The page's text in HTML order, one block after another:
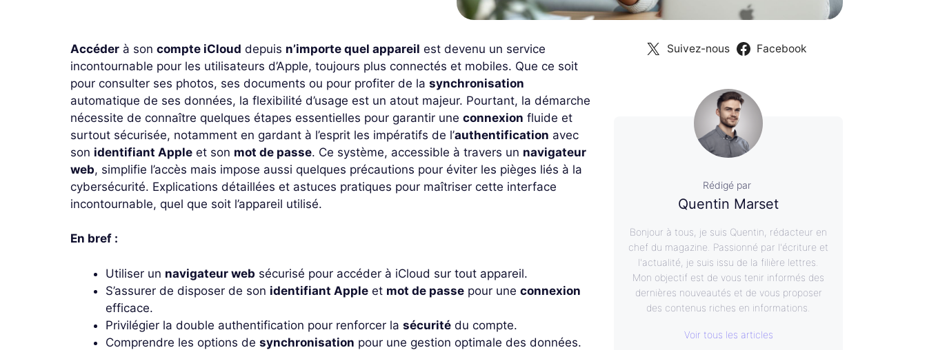
Accéder à son compte iCloud depuis n’importe quel appareil est devenu un service
incontournable pour les utilisateurs d’Apple, toujours plus connectés et mobiles. Que ce soit
pour consulter ses photos, ses documents ou pour profiter de la synchronisation
automatique de ses données, la flexibilité d’usage est un atout majeur. Pourtant, la démarche
nécessite de connaître quelques étapes essentielles pour garantir une connexion fluide et
surtout sécurisée, notamment en gardant à l’esprit les impératifs de l’authentification avec
son identifiant Apple et son mot de passe. Ce système, accessible à travers un navigateur
web, simplifie l’accès mais impose aussi quelques précautions pour éviter les pièges liés à la
cybersécurité. Explications détaillées et astuces pratiques pour maîtriser cette interface
incontournable, quel que soit l’appareil utilisé.
En bref :
Utiliser un navigateur web sécurisé pour accéder à iCloud sur tout appareil.
S’assurer de disposer de son identifiant Apple et mot de passe pour une connexion
efficace.
Privilégier la double authentification pour renforcer la sécurité du compte.
Comprendre les options de synchronisation pour une gestion optimale des données.
Suivez-nous Facebook
Rédigé par
Quentin Marset
Bonjour à tous, je suis Quentin, rédacteur en
chef du magazine. Passionné par l'écriture et
l'actualité, je suis issu de la filière lettres.
Mon objectif est de vous tenir informés des
dernières nouveautés et de vous proposer
des contenus riches en informations.
Voir tous les articles